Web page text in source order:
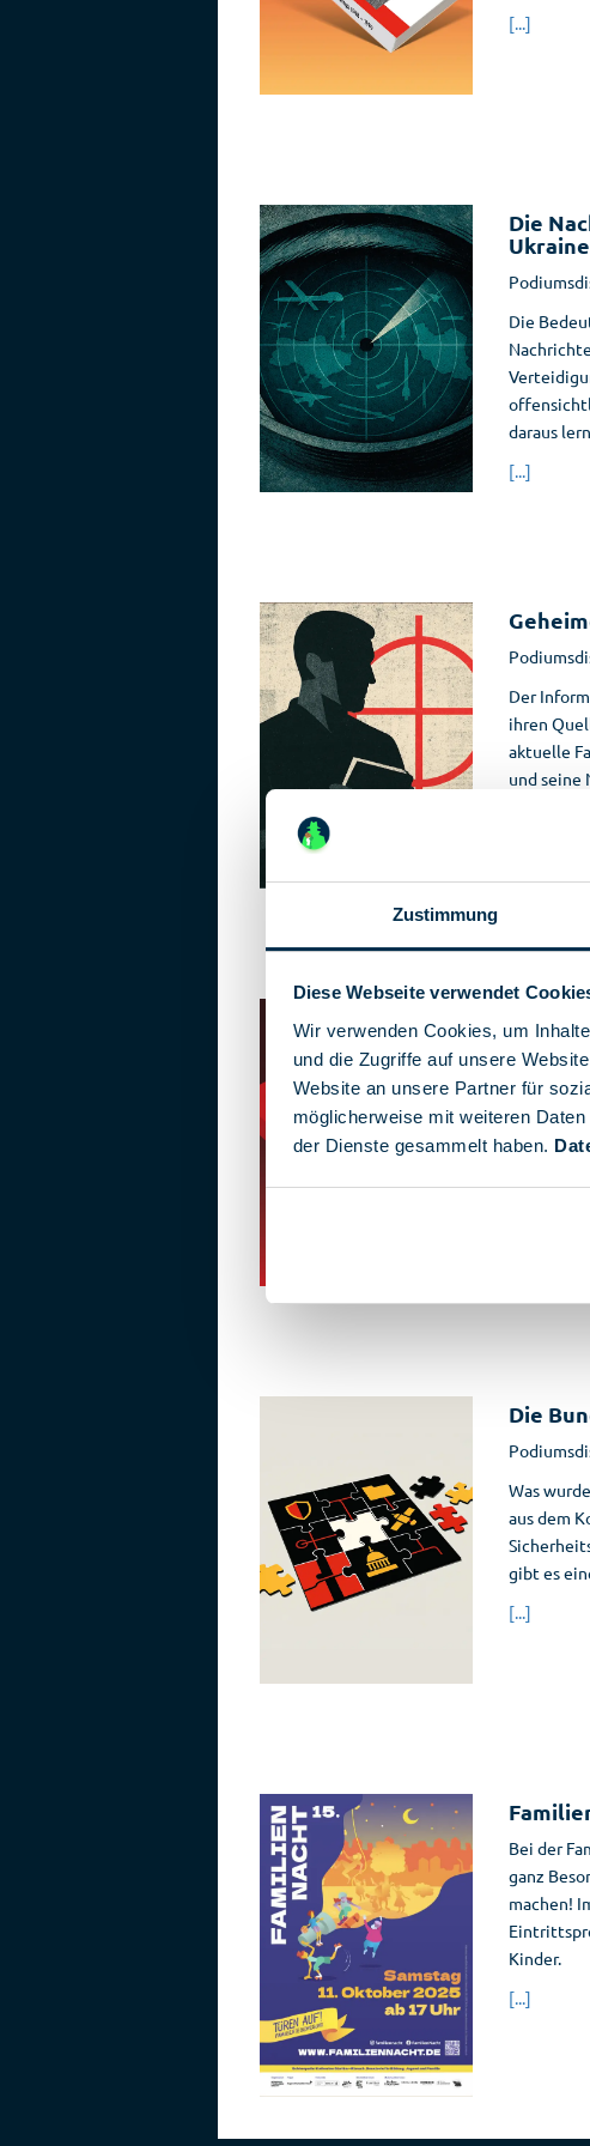
Zustimmung
Diese Webseite verwendet
Wir verwenden Cookies, um
und die Zugriffe auf unsere
Website an unsere Partner für
möglicherweise mit weiteren
der Dienste gesammelt haben.
[...]
Die
Die
daraus
[...]
Der
ihren
aktuelle
und seine
Eine
von
und
Die
Was
aus dem
gibt es
[...]
Bei der
ganz
machen!
Kinder.
[...]